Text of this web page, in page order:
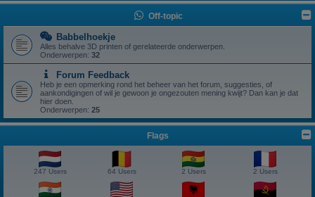
Off-topic
Babbelhoekje
Alles behalve 3D printen of gerelateerde onderwerpen.
Onderwerpen: 32
Forum Feedback
Heb je een opmerking rond het beheer van het forum, suggesties, of
aankondigingen of wil je gewoon je ongezouten mening kwijt? Dan kan je dat
hier doen.
Onderwerpen: 25
Flags
247 Users 64 Users 2 Users 2 Users